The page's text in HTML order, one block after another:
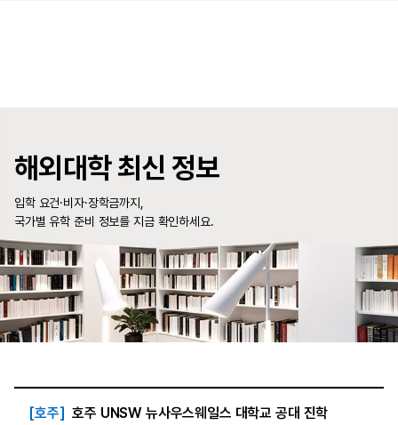
해외대학 최신 정보
입학 요건·비자·장학금까지,
국가별 유학 준비 정보를 지금 확인하세요.
[호주] 호주 UNSW 뉴사우스웨일스 대학교 공대 진학